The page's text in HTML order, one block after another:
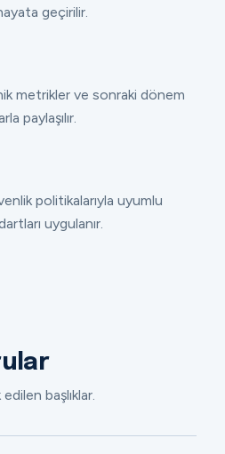
geçirilir.
metrikler ve sonraki dönem
paylaşılır.
politikalarıyla uyumlu
uygulanır.
başlıklar.